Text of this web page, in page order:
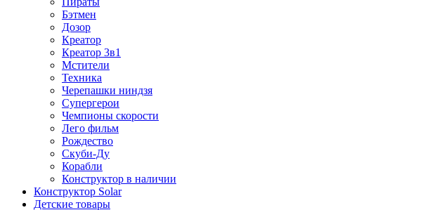
Бэтмен
Дозор
Креатор
Креатор 3в1
Мстители
Техника
Черепашки ниндзя
Супергерои
Чемпионы скорости
Лего фильм
Рождество
Скуби-Ду
Корабли
Конструктор в наличии
Конструктор Solar
Детские товары